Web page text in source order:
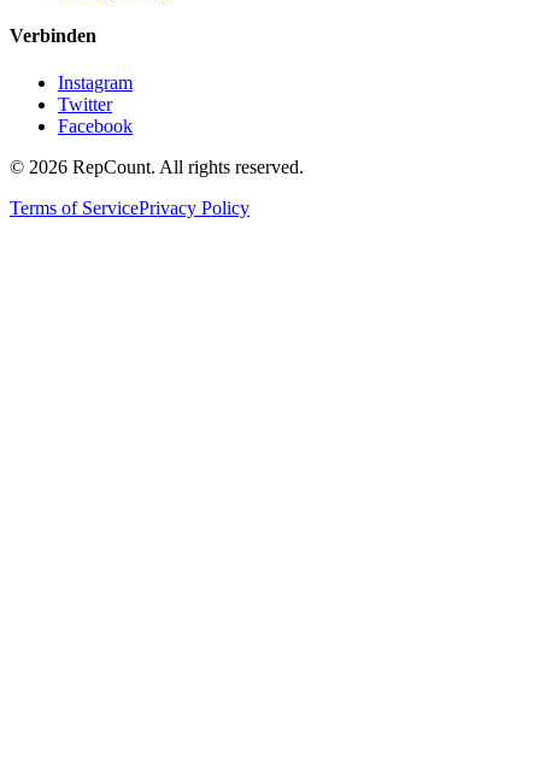
Verbinden
Instagram
Twitter
Facebook
© 2026 RepCount. All rights reserved.
Terms of ServicePrivacy Policy